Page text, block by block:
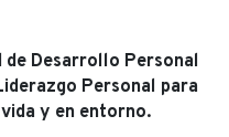
de Desarrollo Personal
Personal para
y en entorno.